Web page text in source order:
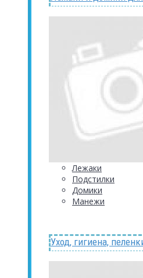
Лежаки
Подстилки
Домики
Манежи
Уход, гигиена,